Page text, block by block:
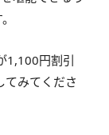
1,100円割引
みてくださ